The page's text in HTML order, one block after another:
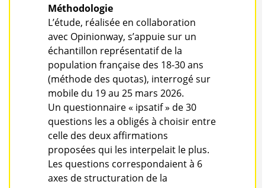
Méthodologie
L’étude, réalisée en collaboration
avec Opinionway, s’appuie sur un
échantillon représentatif de la
population française des 18-30 ans
(méthode des quotas), interrogé sur
mobile du 19 au 25 mars 2026.
Un questionnaire « ipsatif » de 30
questions les a obligés à choisir entre
celle des deux affirmations
proposées qui les interpelait le plus.
Les questions correspondaient à 6
axes de structuration de la